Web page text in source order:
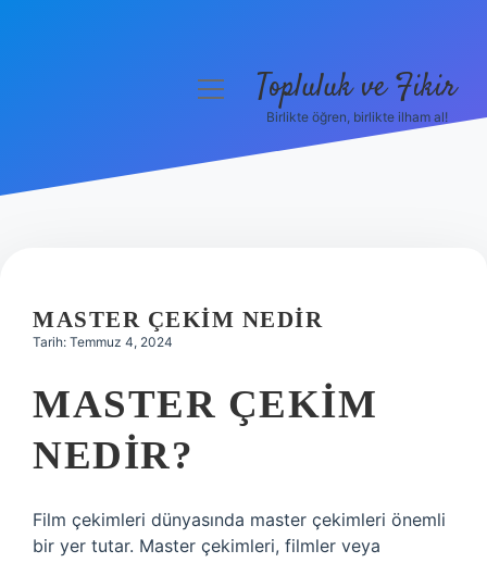
Hakkımızda
menüyüTopluluk ve Fikir
Birlikte öğren, birlikte ilham al!
MASTER ÇEKIM NEDIR
Tarih: Temmuz 4, 2024
MASTER ÇEKIM
NEDIR?
Film çekimleri dünyasında master çekimleri önemli
bir yer tutar. Master çekimleri, filmler veya